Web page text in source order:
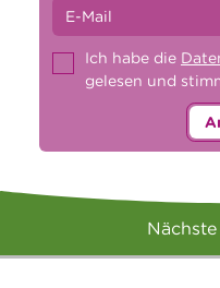
Ich habe die
gelesen und